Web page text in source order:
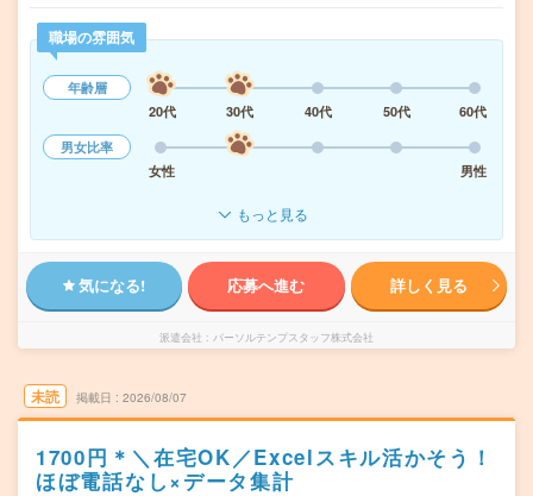
職場の雰囲気
年齢層
20代
30代 40代 50代
60代
男女比率
女性
男性
もっと見る
気になる! 応募へ進む 詳しく見る
派遣会社 パーソルテンプスタッフ株式会社
未読 掲載日 2026/08/07
1700円＊＼在宅OK／Excelスキル活かそう！
ほぼ電話なし×データ集計